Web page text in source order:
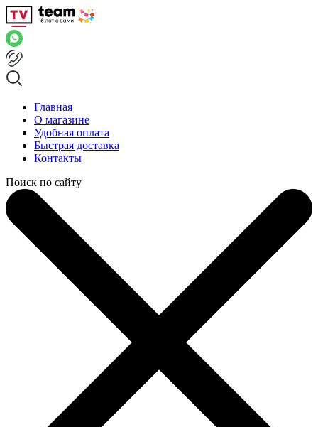
Главная
О магазине
Удобная оплата
Быстрая доставка
Контакты
Поиск по сайту